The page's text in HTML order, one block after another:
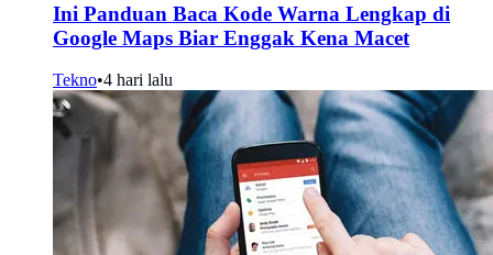
Ini Panduan Baca Kode Warna Lengkap di
Google Maps Biar Enggak Kena Macet
Tekno•4 hari lalu